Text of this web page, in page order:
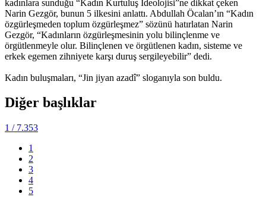
kadınlara sunduğu “Kadın Kurtuluş İdeolojisi”ne dikkat çeken
Narin Gezgör, bunun 5 ilkesini anlattı. Abdullah Öcalan’ın “Kadın
özgürleşmeden toplum özgürleşmez” sözünü hatırlatan Narin
Gezgör, “Kadınların özgürleşmesinin yolu bilinçlenme ve
örgütlenmeyle olur. Bilinçlenen ve örgütlenen kadın, sisteme ve
erkek egemen zihniyete karşı duruş sergileyebilir” dedi.
Kadın buluşmaları, “Jin jiyan azadî” sloganıyla son buldu.
Diğer başlıklar
1 / 7.353
1
2
3
4
5